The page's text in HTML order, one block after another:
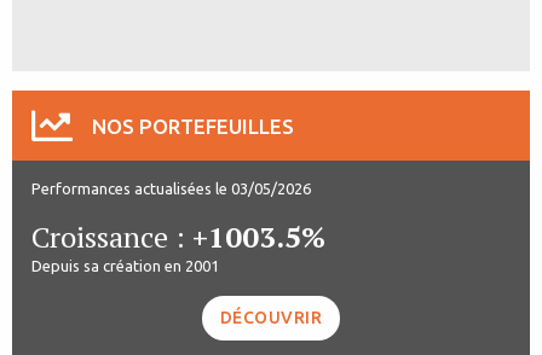
NOS PORTEFEUILLES
Performances actualisées le 03/05/2026
Croissance : +1003.5%
Depuis sa création en 2001
DÉCOUVRIR